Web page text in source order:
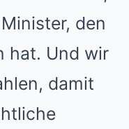
den
hat. Und wir
damit